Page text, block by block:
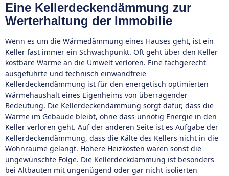
Eine Kellerdeckendämmung zur
Werterhaltung der Immobilie
Wenn es um die Wärmedämmung eines Hauses geht, ist ein
Keller fast immer ein Schwachpunkt. Oft geht über den Keller
kostbare Wärme an die Umwelt verloren. Eine fachgerecht
ausgeführte und technisch einwandfreie
Kellerdeckendämmung ist für den energetisch optimierten
Wärmehaushalt eines Eigenheims von überragender
Bedeutung. Die Kellerdeckendämmung sorgt dafür, dass die
Wärme im Gebäude bleibt, ohne dass unnötig Energie in den
Keller verloren geht. Auf der anderen Seite ist es Aufgabe der
Kellerdeckendämmung, dass die Kälte des Kellers nicht in die
Wohnräume gelangt. Höhere Heizkosten wären sonst die
ungewünschte Folge. Die Kellerdeckdämmung ist besonders
bei Altbauten mit ungenügend oder gar nicht isolierten